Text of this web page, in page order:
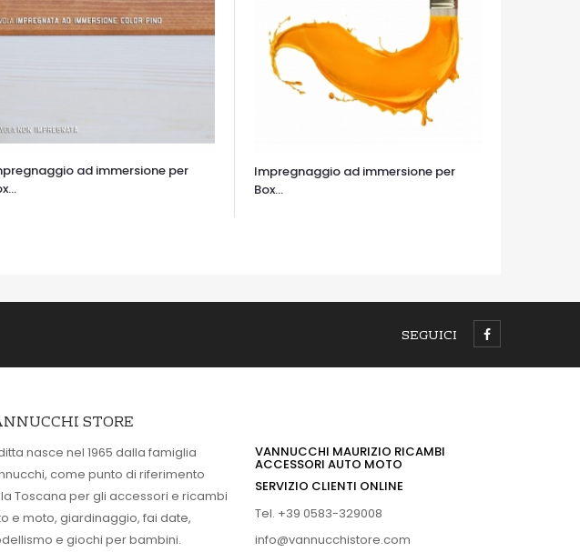
ad immersione per
Impregnaggio ad immersione per
Box...
SEGUICI
STORE
nasce nel 1965 dalla famiglia
come punto di riferimento
Toscana per gli accessori e ricambi
e moto, giardinaggio, fai date,
e giochi per bambini.
VANNUCCHI MAURIZIO RICAMBI
ACCESSORI AUTO MOTO
SERVIZIO CLIENTI ONLINE
Tel. +39 0583-329008
info@vannucchistore.com